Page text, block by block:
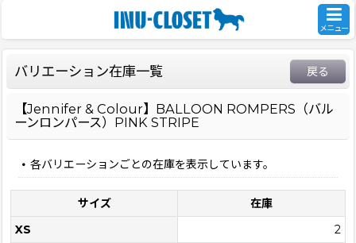
メニュー
バリエーション在庫一覧 戻る
【Jennifer & Colour】BALLOON ROMPERS（バル
ーンロンパース）PINK STRIPE
各バリエーションごとの在庫を表示しています。
サイズ
在庫
XS
2